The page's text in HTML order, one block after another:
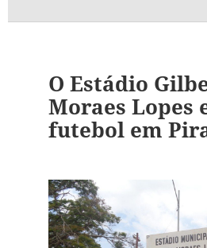
O Estádio
Moraes Lopes
futebol em